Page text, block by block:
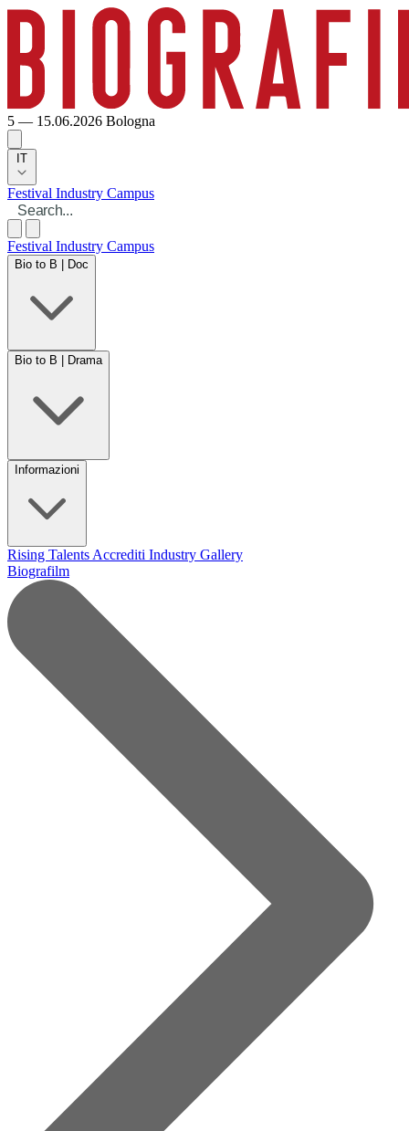
5 — 15.06.2026 Bologna
IT
Festival Industry Campus
Festival Industry Campus
Bio to B | Doc
Bio to B | Drama
Informazioni
Rising Talents Accrediti Industry Gallery
Biografilm